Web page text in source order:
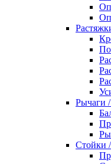
Рычаги
Стойки